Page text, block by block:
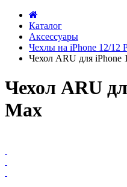
Каталог
Аксессуары
Чехлы на iPhone 12/12
Чехол ARU для iPhone
Чехол ARU
Max